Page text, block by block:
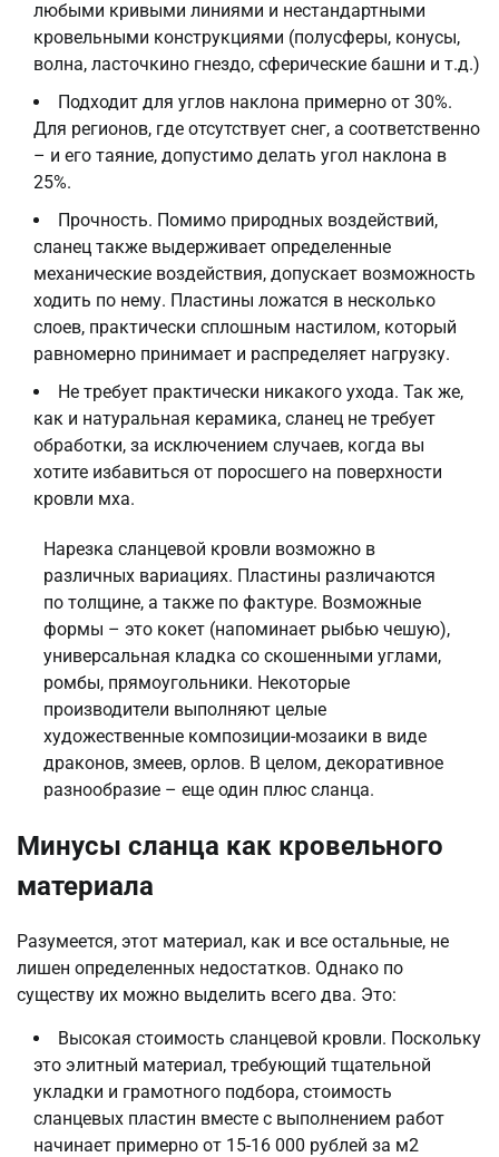
любыми кривыми линиями и нестандартными
кровельными конструкциями (полусферы, конусы,
волна, ласточкино гнездо, сферические башни и т.д.)
Подходит для углов наклона примерно от 30%.
Для регионов, где отсутствует снег, а соответственно
– и его таяние, допустимо делать угол наклона в
25%.
Прочность. Помимо природных воздействий,
сланец также выдерживает определенные
механические воздействия, допускает возможность
ходить по нему. Пластины ложатся в несколько
слоев, практически сплошным настилом, который
равномерно принимает и распределяет нагрузку.
Не требует практически никакого ухода. Так же,
как и натуральная керамика, сланец не требует
обработки, за исключением случаев, когда вы
хотите избавиться от поросшего на поверхности
кровли мха.
Нарезка сланцевой кровли возможно в
различных вариациях. Пластины различаются
по толщине, а также по фактуре. Возможные
формы – это кокет (напоминает рыбью чешую),
универсальная кладка со скошенными углами,
ромбы, прямоугольники. Некоторые
производители выполняют целые
художественные композиции-мозаики в виде
драконов, змеев, орлов. В целом, декоративное
разнообразие – еще один плюс сланца.
Минусы сланца как кровельного
материала
Разумеется, этот материал, как и все остальные, не
лишен определенных недостатков. Однако по
существу их можно выделить всего два. Это:
Высокая стоимость сланцевой кровли. Поскольку
это элитный материал, требующий тщательной
укладки и грамотного подбора, стоимость
сланцевых пластин вместе с выполнением работ
начинает примерно от 15-16 000 рублей за м2